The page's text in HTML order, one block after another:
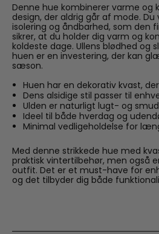
Denne hue kombinerer varme
design, der aldrig går af mode.
isolering og åndbarhed, som den
sikrer, at du holder dig varm og
koldeste dage. Ullens blødhed og
huen er en investering, der kan
sæson.
Huen har en dekorativ kvast,
Dens alsidige stil passer til
Ulden er naturligt lugt- og
Ideel til både hverdag og
Minimal vedligeholdelse for
Med denne strikkede hue med
praktisk vintertilbehør, men også
outfit. Det er et must-have for
og det tilbyder dig både